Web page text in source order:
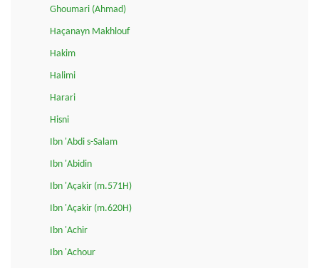
Ghoumari (Ahmad)
Haçanayn Makhlouf
Hakim
Halimi
Harari
Hisni
Ibn 'Abdi s-Salam
Ibn 'Abidin
Ibn 'Açakir (m.571H)
Ibn 'Açakir (m.620H)
Ibn 'Achir
Ibn 'Achour